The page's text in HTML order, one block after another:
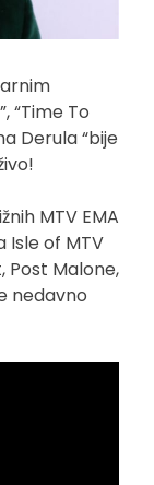
“Time To
Derula “bije
MTV EMA
Isle of MTV
Post Malone,
nedavno